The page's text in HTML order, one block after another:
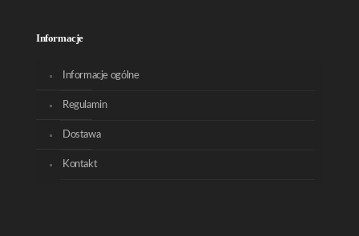
Informacje
Informacje ogólne
Regulamin
Dostawa
Kontakt